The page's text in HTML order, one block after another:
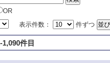
OR
表示件数： 件ずつ
件目